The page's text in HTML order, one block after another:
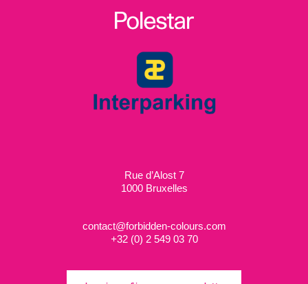
Rue d’Alost 7
1000 Bruxelles
contact@forbidden-colours.com
+32 (0) 2 549 03 70